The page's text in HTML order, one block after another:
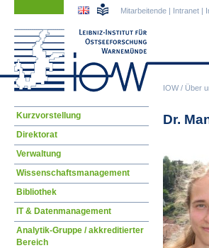
IOW/ Über
Mitarbeitende | Intranet |
Dr.
Navigation
Kurzvorstellung
Direktorat
Verwaltung
Wissenschaftsmanagement
Bibliothek
IT & Datenmanagement
Analytik-Gruppe / akkreditierter
Bereich